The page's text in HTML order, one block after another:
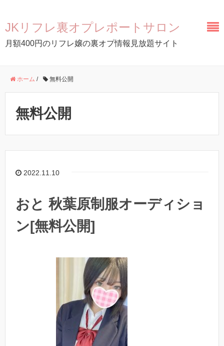
JKリフレ裏オプレポートサロン
月額400円のリフレ嬢の裏オプ情報見放題サイト
ホーム / 無料公開
無料公開
2022.11.10
おと 秋葉原制服オーディショ
ン[無料公開]